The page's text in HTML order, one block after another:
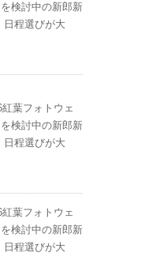
検討中の新郎新
日程選びが大
葉フォトウェ
検討中の新郎新
日程選びが大
葉フォトウェ
検討中の新郎新
日程選びが大